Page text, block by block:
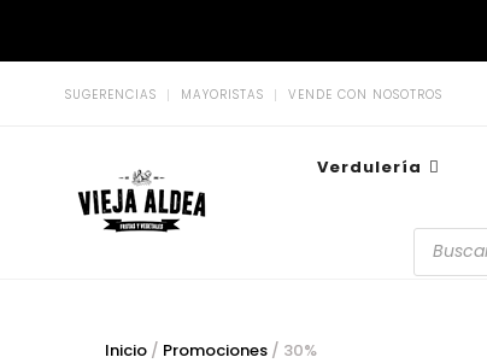
SUGERENCIAS MAYORISTAS VENDE CON NOSOTROS
La Vieja Aldea
Tu Mercado Natural Cerca
Verdulería
Inicio / Promociones / 30%